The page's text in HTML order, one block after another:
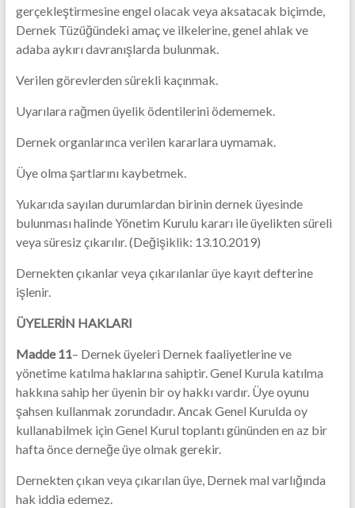
gerçekleştirmesine engel olacak veya aksatacak biçimde,
Dernek Tüzüğündeki amaç ve ilkelerine, genel ahlak ve
adaba aykırı davranışlarda bulunmak.
Verilen görevlerden sürekli kaçınmak.
Uyarılara rağmen üyelik ödentilerini ödememek.
Dernek organlarınca verilen kararlara uymamak.
Üye olma şartlarını kaybetmek.
Yukarıda sayılan durumlardan birinin dernek üyesinde
bulunması halinde Yönetim Kurulu kararı ile üyelikten süreli
veya süresiz çıkarılır. (Değişiklik: 13.10.2019)
Dernekten çıkanlar veya çıkarılanlar üye kayıt defterine
işlenir.
ÜYELERİN HAKLARI
Madde 11– Dernek üyeleri Dernek faaliyetlerine ve
yönetime katılma haklarına sahiptir. Genel Kurula katılma
hakkına sahip her üyenin bir oy hakkı vardır. Üye oyunu
şahsen kullanmak zorundadır. Ancak Genel Kurulda oy
kullanabilmek için Genel Kurul toplantı gününden en az bir
hafta önce derneğe üye olmak gerekir.
Dernekten çıkan veya çıkarılan üye, Dernek mal varlığında
hak iddia edemez.